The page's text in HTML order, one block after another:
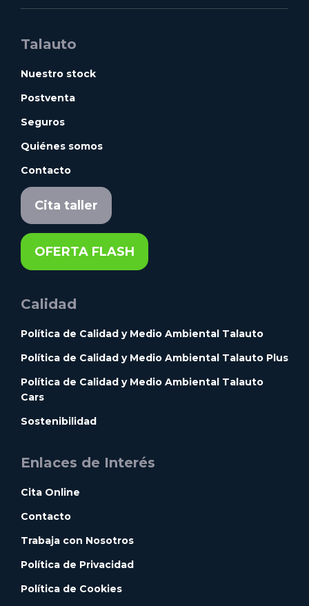
Talauto
Nuestro stock
Postventa
Seguros
Quiénes somos
Contacto
Cita taller
OFERTA FLASH
Calidad
Política de Calidad y Medio Ambiental Talauto
Política de Calidad y Medio Ambiental Talauto Plus
Política de Calidad y Medio Ambiental Talauto
Cars
Sostenibilidad
Enlaces de Interés
Cita Online
Contacto
Trabaja con Nosotros
Política de Privacidad
Política de Cookies